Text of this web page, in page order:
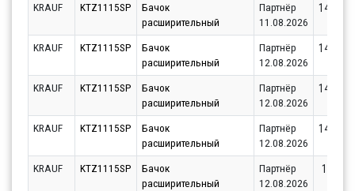
KRAUF KTZ1115SP
Бачок
расширительный
Партнёр
11.08.2026
KRAUF KTZ1115SP
Бачок
расширительный
Партнёр
12.08.2026
KRAUF KTZ1115SP
Бачок
расширительный
Партнёр
12.08.2026
KRAUF KTZ1115SP
Бачок
расширительный
Партнёр
12.08.2026
KRAUF KTZ1115SP
Бачок
расширительный
Партнёр
12.08.2026